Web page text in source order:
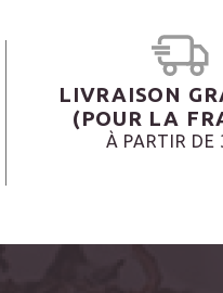
LIVRAISON
(POUR LA
À PARTIR DE